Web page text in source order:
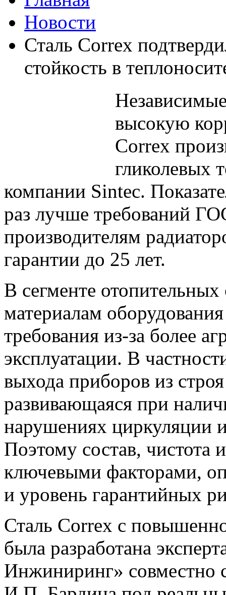
Новости
Сталь Correx
стойкость в
высокую
Correx
гликолевых
компании Sintec.
раз лучше требований
производителям
гарантии до 25 лет.
В сегменте
материалам
требования из-за более
эксплуатации. В
выхода приборов из
развивающаяся при
нарушениях циркуляции
Поэтому состав, чистота
ключевыми факторами,
и уровень гарантийных
Сталь Correx с
была разработана
Инжиниринг»